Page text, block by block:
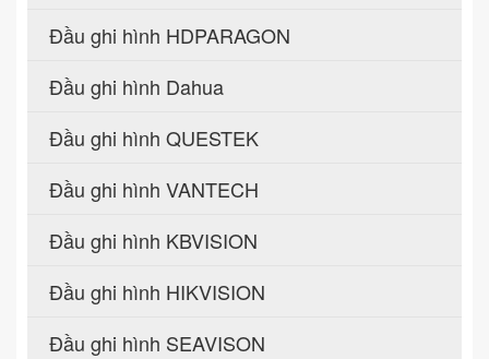
Đầu ghi hình HDPARAGON
Đầu ghi hình Dahua
Đầu ghi hình QUESTEK
Đầu ghi hình VANTECH
Đầu ghi hình KBVISION
Đầu ghi hình HIKVISION
Đầu ghi hình SEAVISON